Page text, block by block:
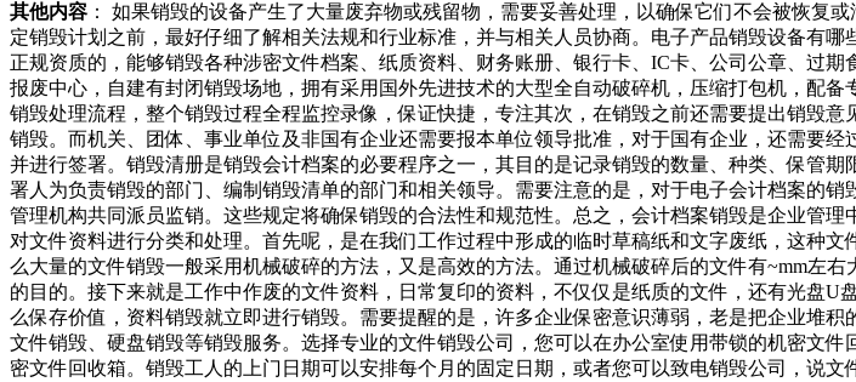
其他内容 ： 如果销毁的设备产生了大量废弃物或残留物，需要妥善处理，以确保它们不会被恢复
定销毁计划之前，最好仔细了解相关法规和行业标准，并与相关人员协商。电子产品销毁设备有
正规资质的，能够销毁各种涉密文件档案、纸质资料、财务账册、银行卡、IC卡、公司公章、过
报废中心，自建有封闭销毁场地，拥有采用国外先进技术的大型全自动破碎机，压缩打包机，配
销毁处理流程，整个销毁过程全程监控录像，保证快捷，专注其次，在销毁之前还需要提出销毁
销毁。而机关、团体、事业单位及非国有企业还需要报本单位领导批准，对于国有企业，还需要
并进行签署。销毁清册是销毁会计档案的必要程序之一，其目的是记录销毁的数量、种类、保管
署人为负责销毁的部门、编制销毁清单的部门和相关领导。需要注意的是，对于电子会计档案的
管理机构共同派员监销。这些规定将确保销毁的合法性和规范性。总之，会计档案销毁是企业管
对文件资料进行分类和处理。首先呢，是在我们工作过程中形成的临时草稿纸和文字废纸，这种
么大量的文件销毁一般采用机械破碎的方法，又是高效的方法。通过机械破碎后的文件有~mm左
的目的。接下来就是工作中作废的文件资料，日常复印的资料，不仅仅是纸质的文件，还有光盘
么保存价值，资料销毁就立即进行销毁。需要提醒的是，许多企业保密意识薄弱，老是把企业堆
文件销毁、硬盘销毁等销毁服务。选择专业的文件销毁公司，您可以在办公室使用带锁的机密文
密文件回收箱。销毁工人的上门日期可以安排每个月的固定日期，或者您可以致电销毁公司，说